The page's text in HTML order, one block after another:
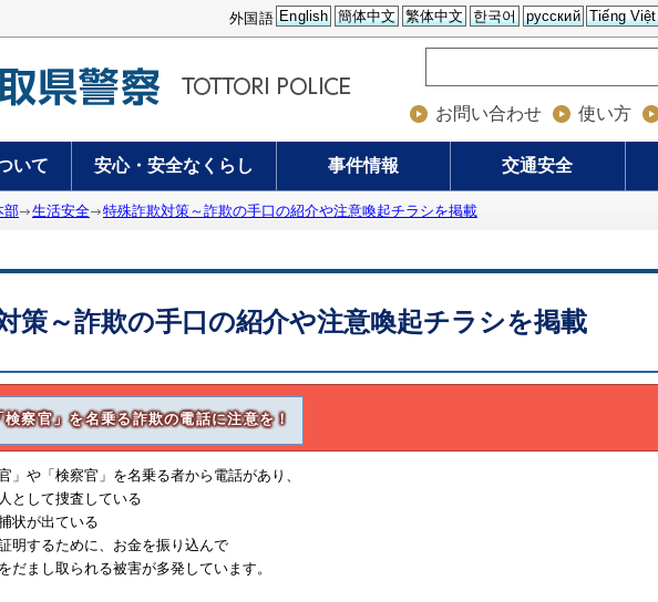
外国語 English 簡体中文 繁体中文 한국어 русский Tiếng Việt
お問い合わせ 使い方
いて 安心・安全なくらし 事件情報 交通安全
部 生活安全 特殊詐欺対策～詐欺の手口の紹介や注意喚起チラシを掲載
策～詐欺の手口の紹介や注意喚起チラシを掲載
検察官」を名乗る詐欺の電話に注意を！
」や「検察官」を名乗る者から電話があり、
して捜査している
が出ている
るために、お金を振り込んで
だまし取られる被害が多発しています。